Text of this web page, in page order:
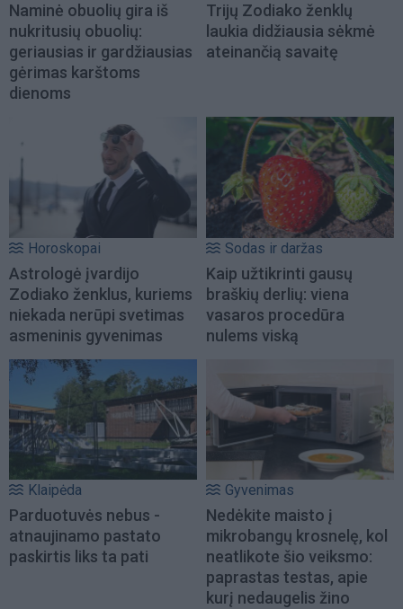
Naminė obuolių gira iš
nukritusių obuolių:
geriausias ir gardžiausias
gėrimas karštoms
dienoms
Trijų Zodiako ženklų
laukia didžiausia sėkmė
ateinančią savaitę
Horoskopai
Astrologė įvardijo
Zodiako ženklus, kuriems
niekada nerūpi svetimas
asmeninis gyvenimas
Sodas ir daržas
Kaip užtikrinti gausų
braškių derlių: viena
vasaros procedūra
nulems viską
Klaipėda
Parduotuvės nebus -
atnaujinamo pastato
paskirtis liks ta pati
Gyvenimas
Nedėkite maisto į
mikrobangų krosnelę, kol
neatlikote šio veiksmo:
paprastas testas, apie
kurį nedaugelis žino